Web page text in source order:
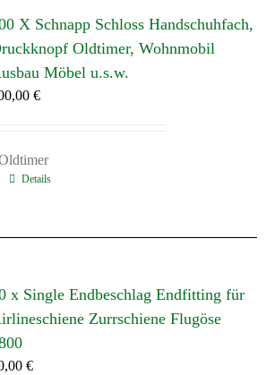
X Schnapp Schloss Handschuhfach,
Oldtimer, Wohnmobil
Möbel u.s.w.
€
Details
x Single Endbeschlag Endfitting für
Zurrschiene Flugöse
€